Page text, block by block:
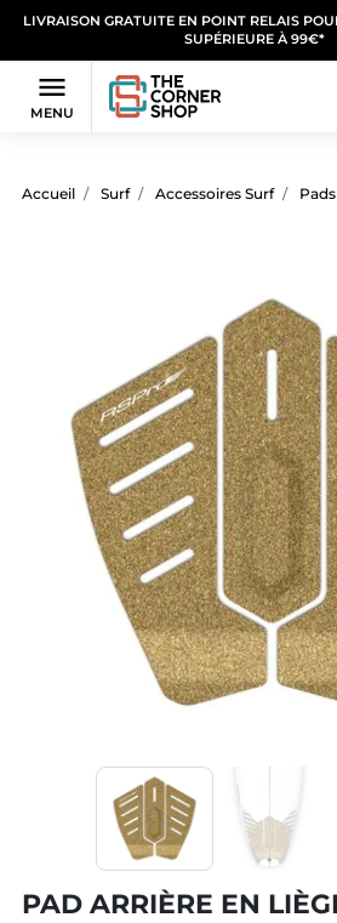
LIVRAISON GRATUITE EN POINT RELAIS
SUPÉRIEURE À 99€*

MENU
Accueil Surf Accessoires Surf
PAD ARRIÈRE EN